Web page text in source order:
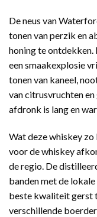
De neus van
tonen van perzik en
honing te ontdekken.
een smaakexplosie
tonen van kaneel,
van citrusvruchten
afdronk is lang en
Wat deze whiskey
voor de whiskey
de regio. De
banden met de
beste kwaliteit gerst
verschillende